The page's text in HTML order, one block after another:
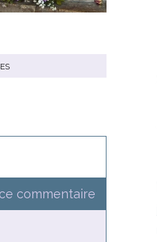
commentaire